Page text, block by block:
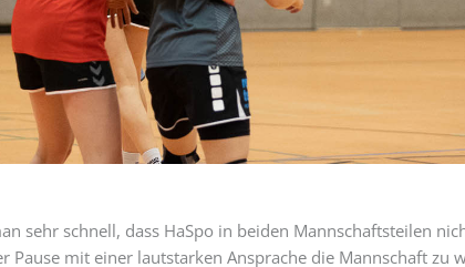
sehr schnell, dass HaSpo in beiden Mannschaftsteilen
Pause mit einer lautstarken Ansprache die Mannschaft zu